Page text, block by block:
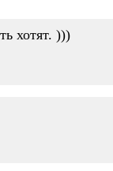
хотят. )))